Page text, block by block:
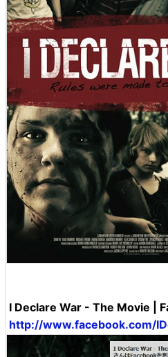
I Declare War - The Movie |
http://www.facebook.com/